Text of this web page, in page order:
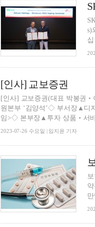
s)
[인사] 교보증권
[인사] 교보증권(대표 박봉권‧
원본부 ‘김양석’◇ 부서장▲디
임>◇ 본부장▲투자 상품‧서비
2023-07-26 수요일 | 임지윤 기자
약